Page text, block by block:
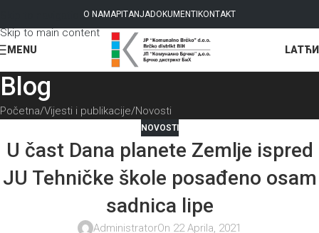
Skip to navigation
Skip to main content
O NAMAPITANJADOKUMENTI KONTAKT
MENU LAT
Blog
Početna Vijesti i publikacije Novosti
NOVOSTI
U čast Dana planete Zemlje ispred
JU Tehničke škole posađeno osam
sadnica lipe
AdministratorOn 22 Aprila, 2021